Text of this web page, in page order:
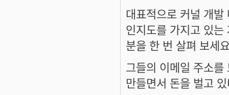
대표적으로 커널 개
인지도를 가지고 있
분을 한 번 살펴 보세
그들의 이메일 주소
만들면서 돈을 벌고